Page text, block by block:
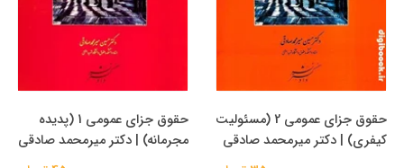
حقوق جزای عمومی 2 (مسئولیت
کیفری) | دکتر میرمحمد صادقی
حقوق جزای عمومی 1 (پدیده
مجرمانه) | دکتر میرمحمد صادقی